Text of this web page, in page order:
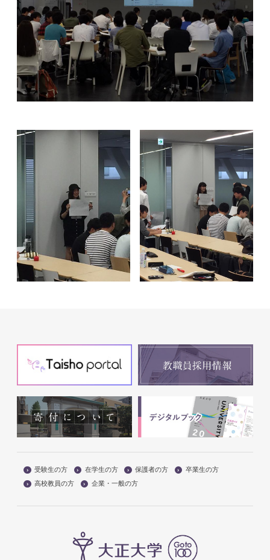
受験生の方 在学生の方 保護者の方
卒業生の方
高校教員の方
企業・一般の方